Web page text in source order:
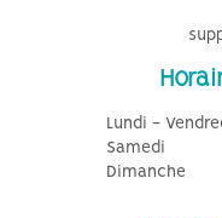
Lundi -
Samedi
Dimanche